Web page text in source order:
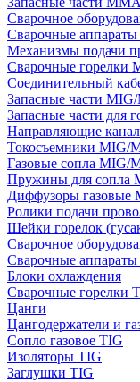
Сварочное
Сварочные
Механизмы подачи
Сварочные горелки
Соединительный
Запасные части
Запасные части для
Направляющие
Токосъемники MIG/
Газовые сопла MIG/
Пружины для сопла
Диффузоры газовые
Ролики подачи
Шейки горелок
Сварочное
Сварочные
Блоки охлаждения
Сварочные горелки
Цанги
Цангодержатели и
Сопло газовое TIG
Изоляторы TIG
Заглушки TIG